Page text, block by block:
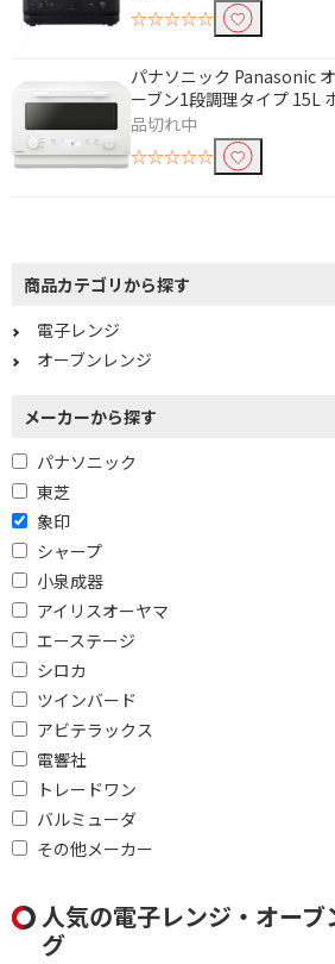
☆☆☆☆☆
パナソニック Panasonic
ーブン1段調理タイプ 15L
品切れ中
☆☆☆☆☆
商品カテゴリから探す
電子レンジ
オーブンレンジ
メーカーから探す
パナソニック
東芝
象印
シャープ
小泉成器
アイリスオーヤマ
エーステージ
シロカ
ツインバード
アビテラックス
電響社
トレードワン
バルミューダ
その他メーカー
便利&快適機能で絞り込む
2段調理
ドアタイプで絞り込む
庫内容量で絞り込む
17L
幅(外形)で絞り込む
451mm未満
481～501mm以上
261mm未満
281～301mm未満
351～400mm未満
351
人気の電子レンジ・オーブ
グ